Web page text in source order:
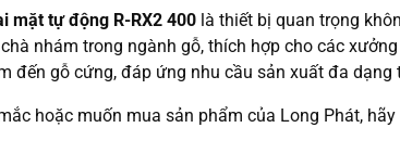
mặt tự động R-RX2 400 là thiết bị quan trọng
nhám trong ngành gỗ, thích hợp cho các
đến gỗ cứng, đáp ứng nhu cầu sản xuất đa dạng
hoặc muốn mua sản phẩm của Long Phát,